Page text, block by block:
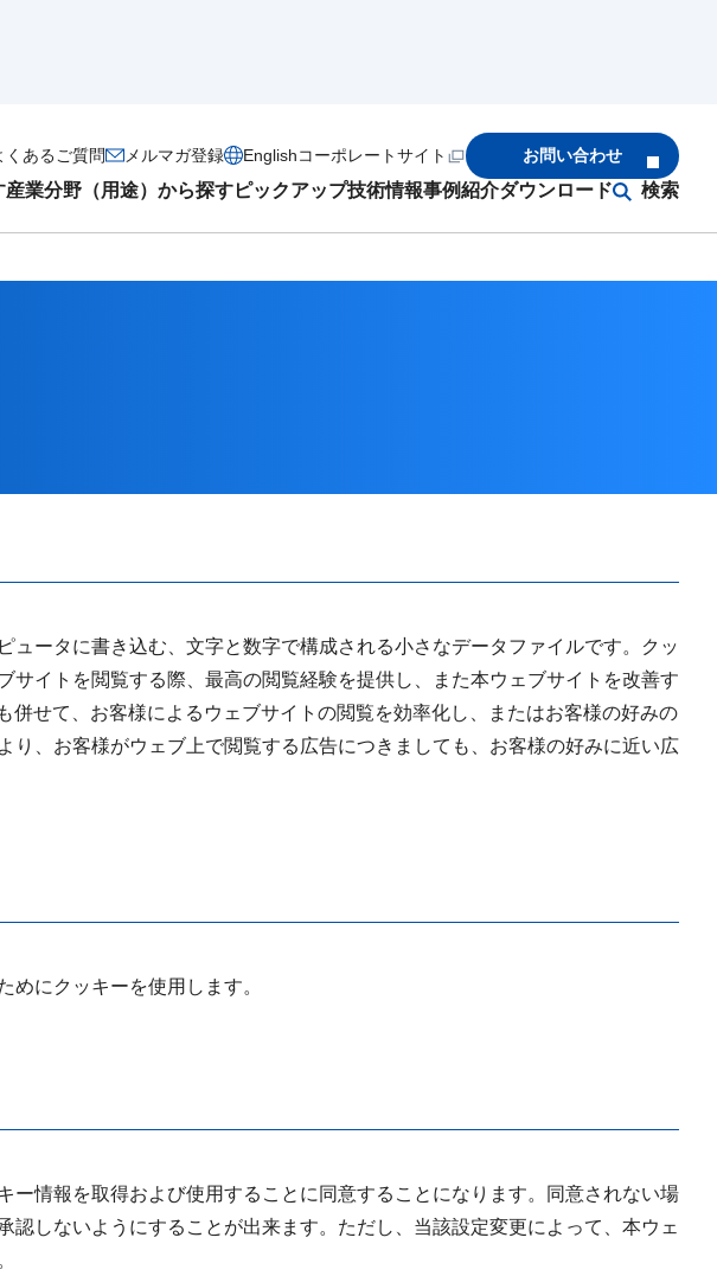
産業分野（用途）から探すピックアップ技術情報事例紹介ダウンロード 検索
くあるご質問 メルマガ登録 Englishコーポレートサイト お問い合わせ
ータに書き込む、文字と数字で構成される小さなデータファイルです。クッ
イトを閲覧する際、最高の閲覧経験を提供し、また本ウェブサイトを改善す
せて、お客様によるウェブサイトの閲覧を効率化し、またはお客様の好みの
、お客様がウェブ上で閲覧する広告につきましても、お客様の好みに近い広
にクッキーを使用します。
情報を取得および使用することに同意することになります。同意されない場
しないようにすることが出来ます。ただし、当該設定変更によって、本ウェ